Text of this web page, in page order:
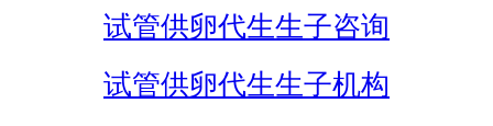
试管供卵代生生子咨询
试管供卵代生生子机构